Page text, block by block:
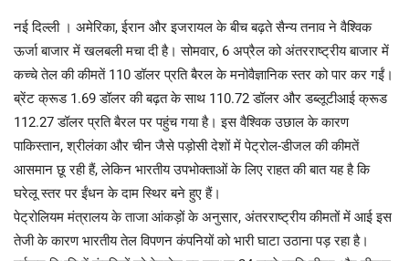
नई दिल्ली । अमेरिका, ईरान और इजरायल के बीच बढ़ते सैन्य तनाव ने वैश्विक
ऊर्जा बाजार में खलबली मचा दी है। सोमवार, 6 अप्रैल को अंतरराष्ट्रीय बाजार में
कच्चे तेल की कीमतें 110 डॉलर प्रति बैरल के मनोवैज्ञानिक स्तर को पार कर गईं।
ब्रेंट क्रूड 1.69 डॉलर की बढ़त के साथ 110.72 डॉलर और डब्लूटीआई क्रूड
112.27 डॉलर प्रति बैरल पर पहुंच गया है। इस वैश्विक उछाल के कारण
पाकिस्तान, श्रीलंका और चीन जैसे पड़ोसी देशों में पेट्रोल-डीजल की कीमतें
आसमान छू रही हैं, लेकिन भारतीय उपभोक्ताओं के लिए राहत की बात यह है कि
घरेलू स्तर पर ईंधन के दाम स्थिर बने हुए हैं।
पेट्रोलियम मंत्रालय के ताजा आंकड़ों के अनुसार, अंतरराष्ट्रीय कीमतों में आई इस
तेजी के कारण भारतीय तेल विपणन कंपनियों को भारी घाटा उठाना पड़ रहा है।